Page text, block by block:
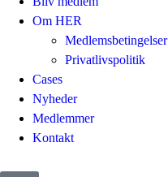
Om HER
Medlemsbetingelser
Privatlivspolitik
Cases
Nyheder
Medlemmer
Kontakt